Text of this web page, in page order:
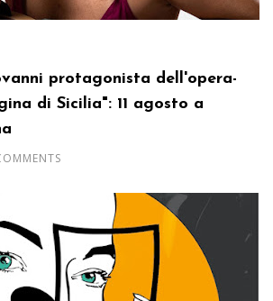
protagonista dell'opera-
di Sicilia": 11 agosto a